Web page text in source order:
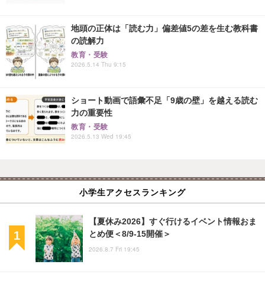
地頭の正体は「読む力」偏差値5の差を生む教科書
の読解力
教育・受験
2026.5.14 Thu 9:15
ショート動画で語彙不足「9歳の壁」を越える読む
力の重要性
教育・受験
2026.5.13 Wed 19:45
小学生アクセスランキング
【夏休み2026】すぐ行けるイベント情報おま
とめ便＜8/9-15開催＞
2026.8.7 Fri 19:45